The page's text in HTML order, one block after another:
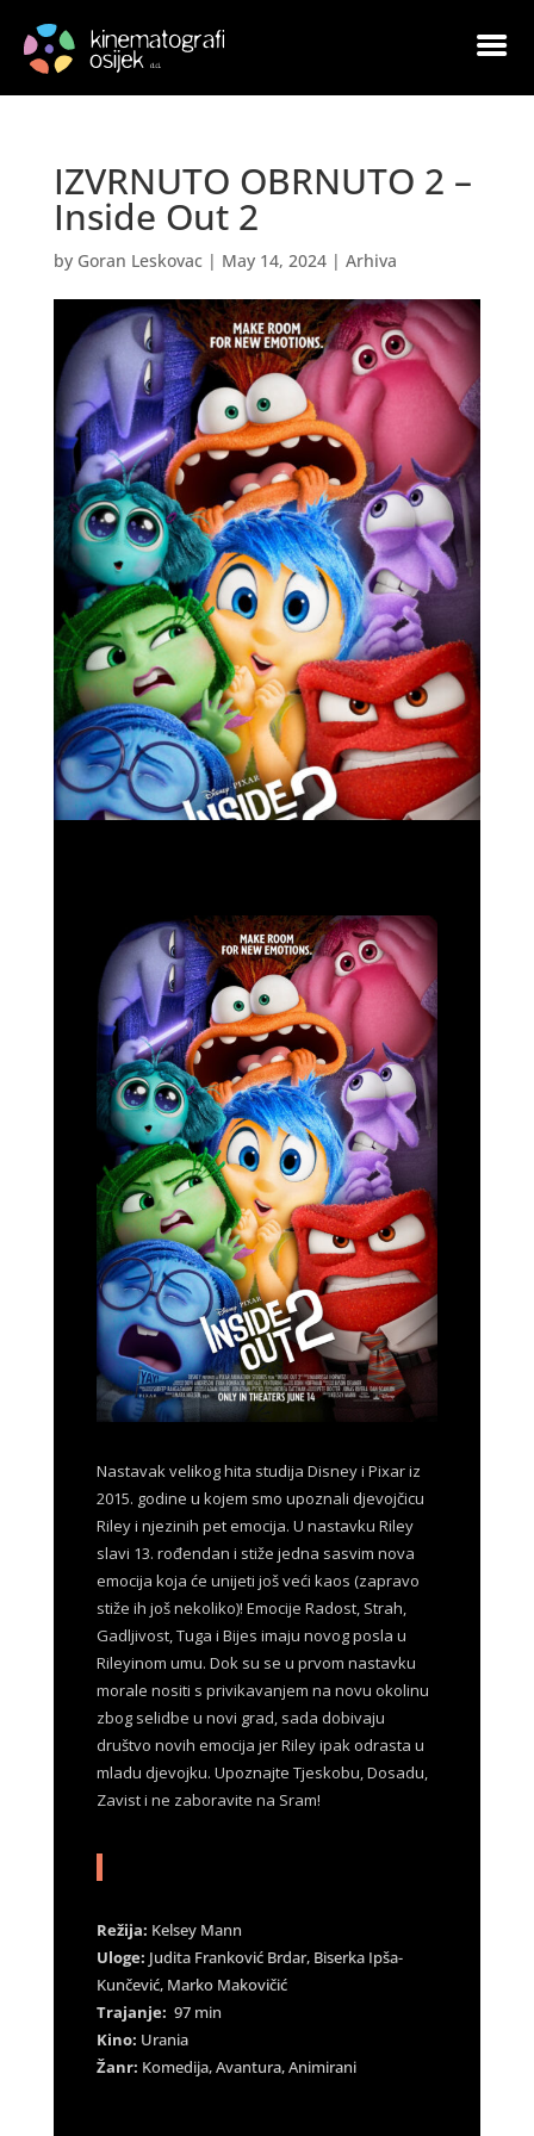
IZVRNUTO OBRNUTO 2 –
Inside Out 2
by Goran Leskovac| May 14, 2024| Arhiva
Nastavak velikog hita studija Disney i Pixar iz
2015. godine u kojem smo upoznali djevojčicu
Riley i njezinih pet emocija. U nastavku Riley
slavi 13. rođendan i stiže jedna sasvim nova
emocija koja će unijeti još veći kaos (zapravo
stiže ih još nekoliko)! Emocije Radost, Strah,
Gadljivost, Tuga i Bijes imaju novog posla u
Rileyinom umu. Dok su se u prvom nastavku
morale nositi s privikavanjem na novu okolinu
zbog selidbe u novi grad, sada dobivaju
društvo novih emocija jer Riley ipak odrasta u
mladu djevojku. Upoznajte Tjeskobu, Dosadu,
Zavist i ne zaboravite na Sram!
Režija: Kelsey Mann
Uloge: Judita Franković Brdar, Biserka Ipša-
Kunčević, Marko Makovičić
Trajanje: 97 min
Kino: Urania
Žanr: Komedija, Avantura, Animirani